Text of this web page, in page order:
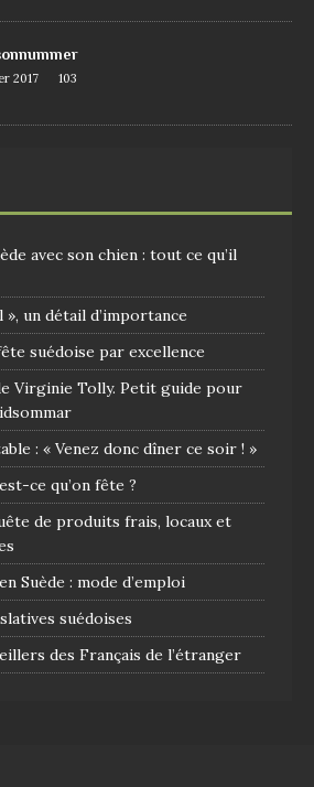
2017 103
avec son chien : tout ce qu’il
un détail d’importance
suédoise par excellence
Virginie Tolly. Petit guide pour
: « Venez donc dîner ce soir ! »
ce qu’on fête ?
de produits frais, locaux et
Suède : mode d’emploi
suédoises
des Français de l’étranger